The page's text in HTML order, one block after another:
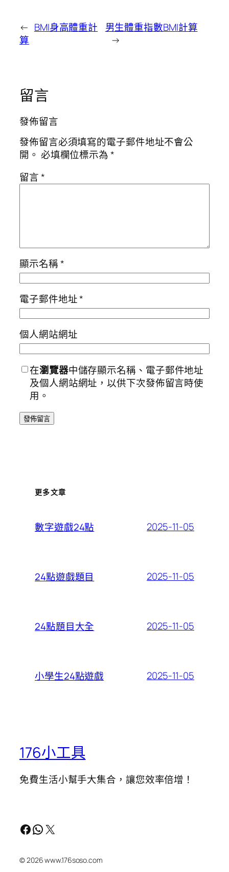
← BMI身高體重計
算
男生體重指數BMI計算
→
留言
發佈留言
發佈留言必須填寫的電子郵件地址不會公
開。 必填欄位標示為*
留言*
顯示名稱*
電子郵件地址*
個人網站網址
在瀏覽器中儲存顯示名稱、電子郵件地址
及個人網站網址，以供下次發佈留言時使
用。
更多文章
數字遊戲24點 2025-11-05
24點遊戲題目 2025-11-05
24點題目大全 2025-11-05
小學生24點遊戲 2025-11-05
176小工具
免費生活小幫手大集合，讓您效率倍增！
Facebook
WhatsApp
X
© 2026 www.176soso.com